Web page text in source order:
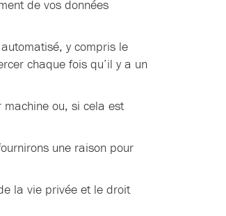
de vos données
y compris le
chaque fois qu’il y a un
ou, si cela est
une raison pour
la vie privée et le droit